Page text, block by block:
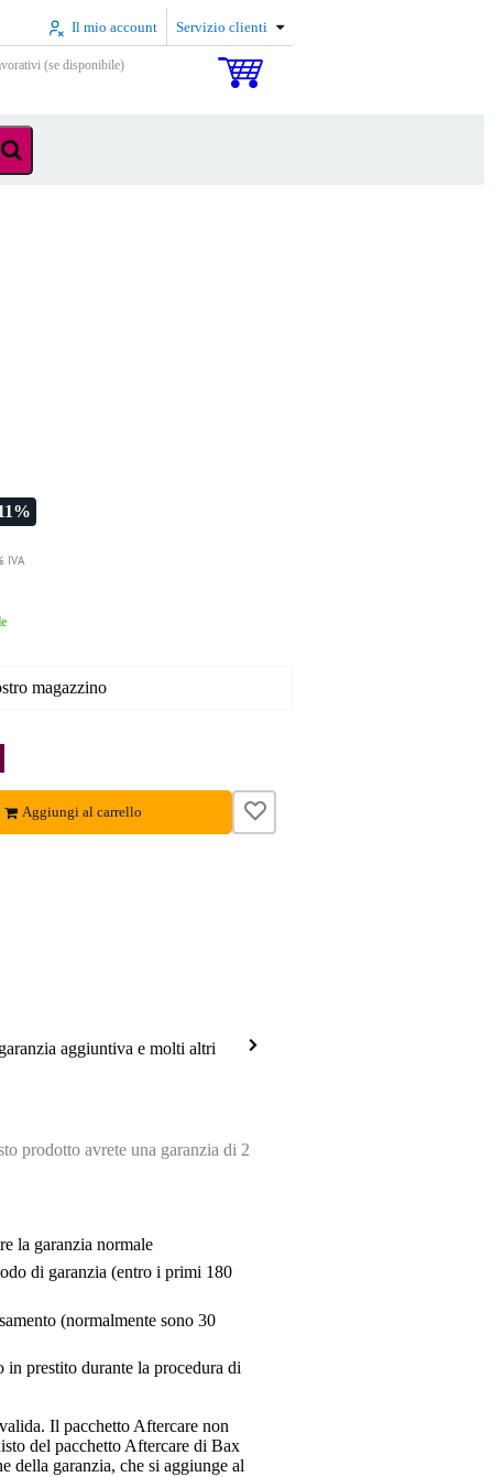
Il mio account Servizio clienti
(se disponibile)
IVA
magazzino
Aggiungi al carrello
aggiuntiva e molti altri
prodotto avrete una garanzia di 2
la garanzia normale
di garanzia (entro i primi 180
(normalmente sono 30
prestito durante la procedura di
Il pacchetto Aftercare non
del pacchetto Aftercare di Bax
della garanzia, che si aggiunge al